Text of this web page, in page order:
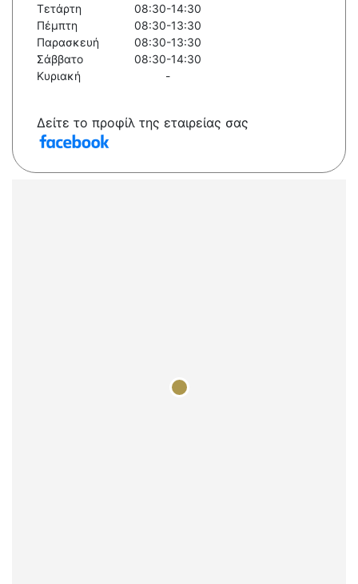
Τετάρτη
08:30-14:30
Πέμπτη
08:30-13:30
Παρασκευή
08:30-13:30
Σάββατο
08:30-14:30
Κυριακή
-
Δείτε το προφίλ της εταιρείας σας